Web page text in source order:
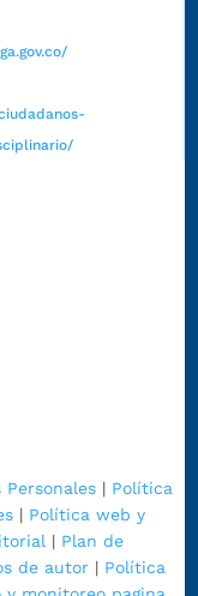
| Política
| Política web y
| Plan de
de autor| Política